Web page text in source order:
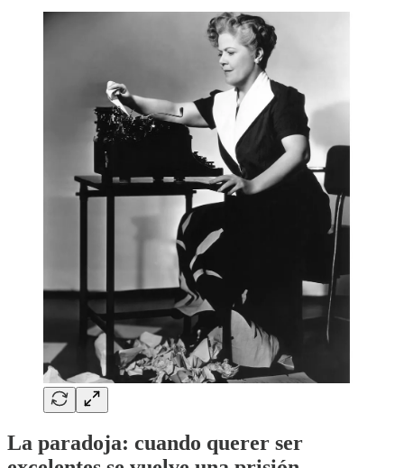
La paradoja: cuando querer ser